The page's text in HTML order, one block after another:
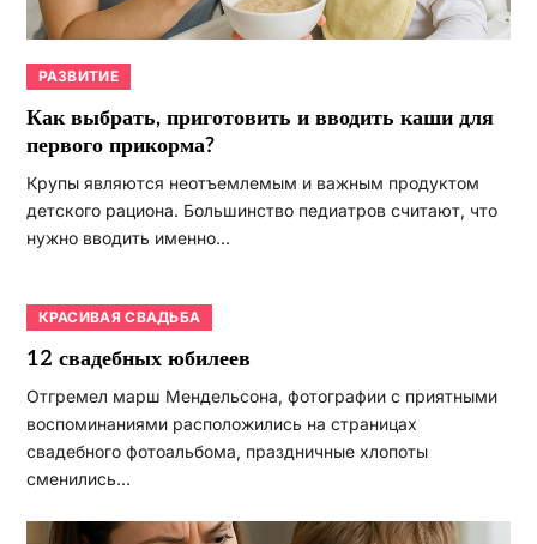
РАЗВИТИЕ
Как выбрать, приготовить и вводить каши для
первого прикорма?
Крупы являются неотъемлемым и важным продуктом
детского рациона. Большинство педиатров считают, что
нужно вводить именно…
КРАСИВАЯ СВАДЬБА
12 свадебных юбилеев
Отгремел марш Мендельсона, фотографии с приятными
воспоминаниями расположились на страницах
свадебного фотоальбома, праздничные хлопоты
сменились…